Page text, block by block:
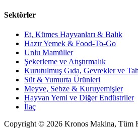
Sektörler
Et, Kümes Hayvanları & Balık
Hazır Yemek & Food-To-Go
Unlu Mamüller
Şekerleme ve Atıştırmalık
Kurutulmuş Gıda, Gevrekler ve
Süt & Yumurta Ürünleri
Meyve, Sebze & Kuruyemişler
Hayvan Yemi ve Diğer Endüstriler
İlaç
Copyright © 2026 Kronos Makina, Tüm